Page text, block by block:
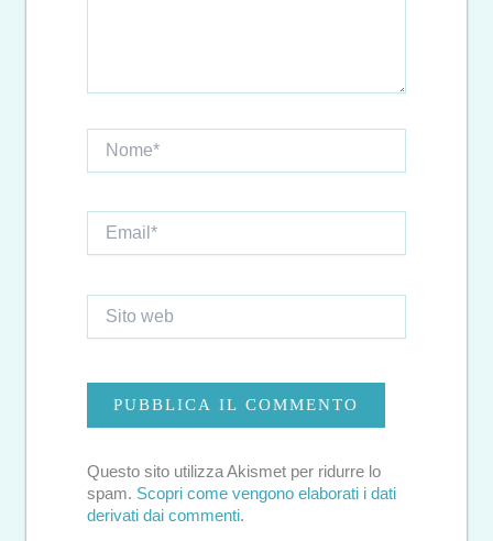
Email*
web
Questo sito utilizza Akismet per ridurre lo
spam. Scopri come vengono elaborati i dati
derivati dai commenti.